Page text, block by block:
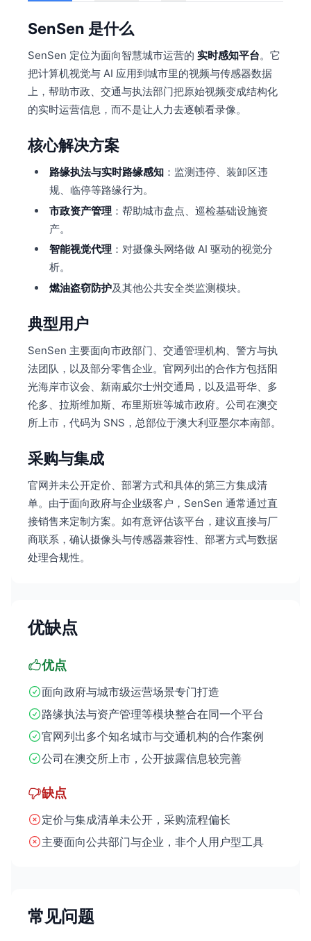
SenSen 是什么
SenSen 定位为面向智慧城市运营的 实时感知平台。它
把计算机视觉与 AI 应用到城市里的视频与传感器数据
上，帮助市政、交通与执法部门把原始视频变成结构化
的实时运营信息，而不是让人力去逐帧看录像。
核心解决方案
路缘执法与实时路缘感知：监测违停、装卸区违
规、临停等路缘行为。
市政资产管理：帮助城市盘点、巡检基础设施资
产。
智能视觉代理：对摄像头网络做 AI 驱动的视觉分
析。
燃油盗窃防护及其他公共安全类监测模块。
典型用户
SenSen 主要面向市政部门、交通管理机构、警方与执
法团队，以及部分零售企业。官网列出的合作方包括阳
光海岸市议会、新南威尔士州交通局，以及温哥华、多
伦多、拉斯维加斯、布里斯班等城市政府。公司在澳交
所上市，代码为 SNS，总部位于澳大利亚墨尔本南部。
采购与集成
官网并未公开定价、部署方式和具体的第三方集成清
单。由于面向政府与企业级客户，SenSen 通常通过直
接销售来定制方案。如有意评估该平台，建议直接与厂
商联系，确认摄像头与传感器兼容性、部署方式与数据
处理合规性。
优缺点
优点
面向政府与城市级运营场景专门打造
路缘执法与资产管理等模块整合在同一个平台
官网列出多个知名城市与交通机构的合作案例
公司在澳交所上市，公开披露信息较完善
缺点
定价与集成清单未公开，采购流程偏长
主要面向公共部门与企业，非个人用户型工具
常见问题